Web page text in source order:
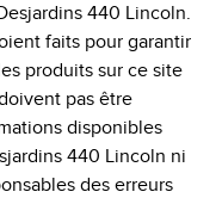
440 Lincoln.
faits pour garantir
produits sur ce site
pas être
disponibles
440 Lincoln ni
des erreurs